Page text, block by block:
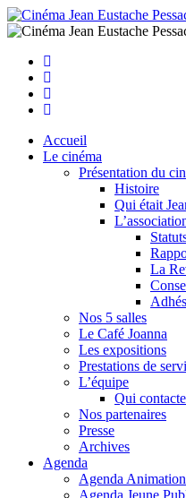
Accueil
Le cinéma
Présentation du
Histoire
Qui était
La
Nos 5 salles
Le Café Joanna
Les expositions
Prestations de
L’équipe
Qui
Nos partenaires
Presse
Archives
Agenda
Agenda
Agenda Jeune